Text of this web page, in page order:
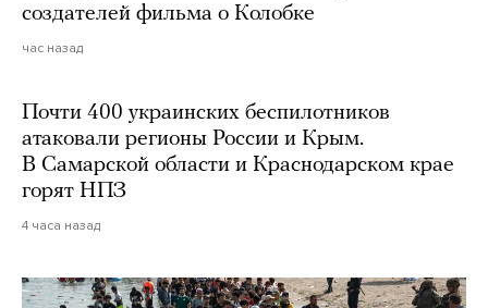
создателей фильма о Колобке
час назад
Почти 400 украинских беспилотников
атаковали регионы России и Крым.
В Самарской области и Краснодарском крае
горят НПЗ
4 часа назад